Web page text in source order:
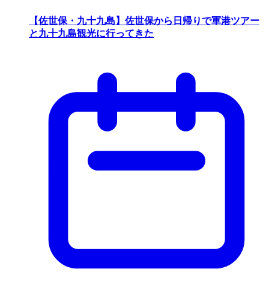
【佐世保・九十九島】佐世保から日帰りで軍港ツアー
と九十九島観光に行ってきた